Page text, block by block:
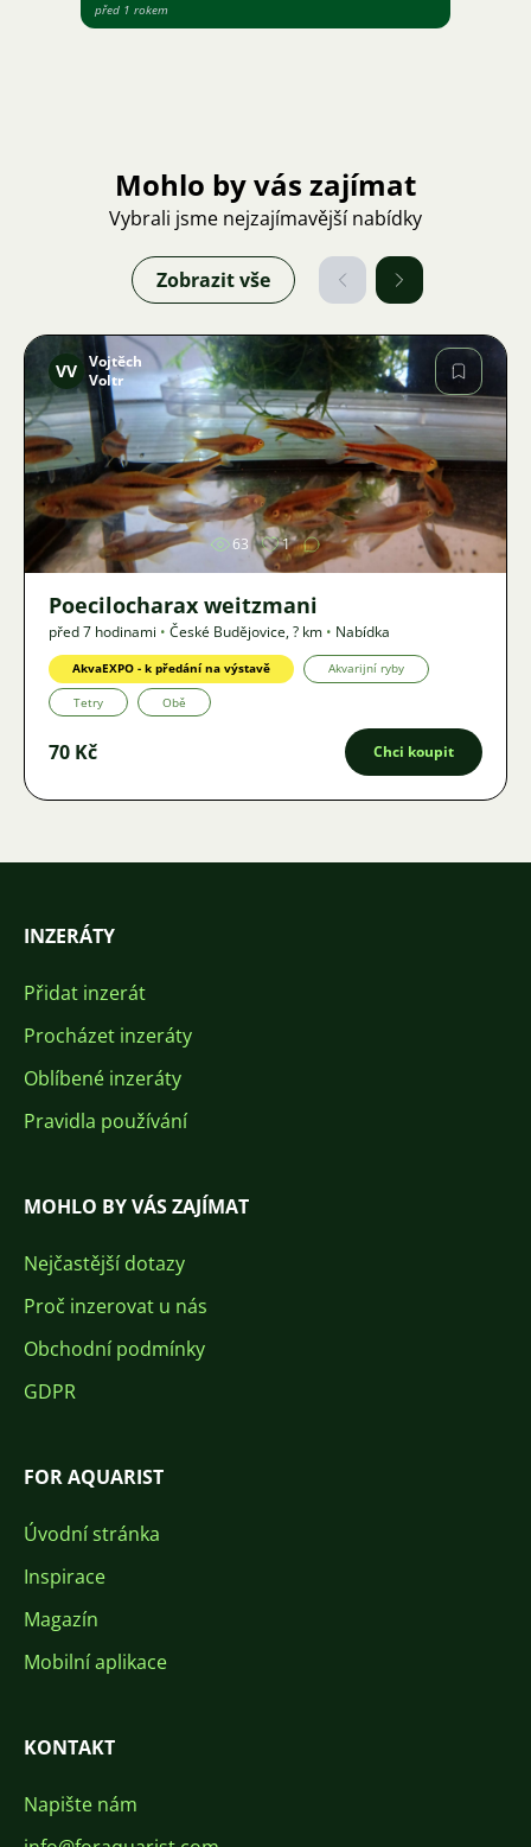
před 1 rokem
Mohlo by vás zajímat
Vybrali jsme nejzajímavější nabídky
Zobrazit vše
Obrázek
VV Vojtěch
Voltr
63 1
Poecilocharax weitzmani
před 7 hodinami • České Budějovice,? km • Nabídka
AkvaEXPO - k předání na výstavě Akvarijní ryby
Tetry Obě
70 Kč Chci koupit
INZERÁTY
Přidat inzerát
Procházet inzeráty
Oblíbené inzeráty
Pravidla používání
MOHLO BY VÁS ZAJÍMAT
Nejčastější dotazy
Proč inzerovat u nás
Obchodní podmínky
GDPR
FOR AQUARIST
Úvodní stránka
Inspirace
Magazín
Mobilní aplikace
KONTAKT
Napište nám